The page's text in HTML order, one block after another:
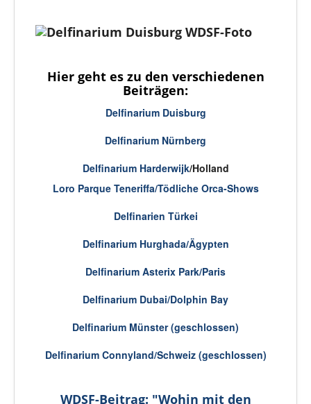
Hier geht es zu den verschiedenen
Beiträgen:
Delfinarium Duisburg
Delfinarium Nürnberg
Delfinarium Harderwijk/Holland
Loro Parque Teneriffa/Tödliche Orca-Shows
Delfinarien Türkei
Delfinarium Hurghada/Ägypten
Delfinarium Asterix Park/Paris
Delfinarium Dubai/Dolphin Bay
Delfinarium Münster (geschlossen)
Delfinarium Connyland/Schweiz (geschlossen)
WDSF-Beitrag: "Wohin mit den